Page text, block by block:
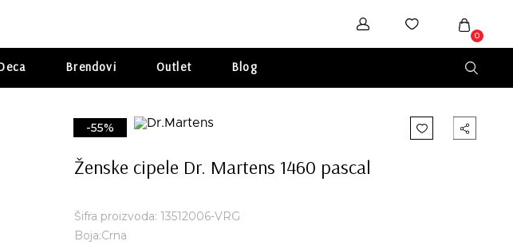
0
Brendovi Outlet Blog
-55%
Ženske cipele Dr. Martens 1460 pascal
Šifra proizvoda: 13512006-VRG
Boja:Crna